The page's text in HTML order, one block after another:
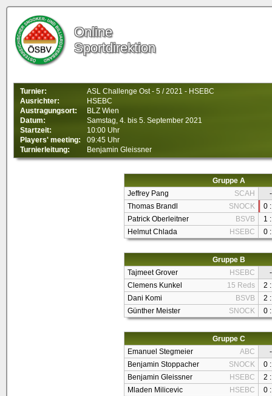
Online
Sportdirektion
Turnier:
ASL Challenge Ost - 5 / 2021 - HSEBC
Ausrichter:
HSEBC
Austragungsort:
BLZ Wien
Datum:
Samstag, 4. bis 5. September 2021
Startzeit:
10:00 Uhr
Players' meeting:
09:45 Uhr
Turnierleitung:
Benjamin Gleissner
Gruppe A
Jeffrey Pang
SCAH
-
Thomas Brandl
SNOCK
0
Patrick Oberleitner
BSVB
1
Helmut Chlada
HSEBC 0
Gruppe B
Tajmeet Grover
HSEBC
-
Clemens Kunkel
15 Reds
2
Dani Komi
BSVB
2
Günther Meister
SNOCK 0
Gruppe C
Emanuel Stegmeier
ABC
-
Benjamin Stoppacher
SNOCK
0
Benjamin Gleissner
HSEBC
2
Mladen Milicevic
HSEBC 0